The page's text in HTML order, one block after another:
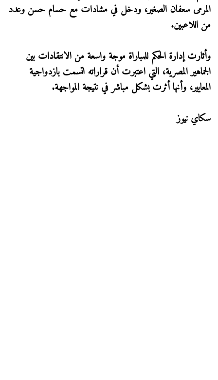
المرمى سعفان الصغير، ودخل في مشادات مع حسام حسن وعدد
من اللاعبين.
وأثارت إدارة الحكم للمباراة موجة واسعة من الانتقادات بين
الجماهير المصرية، التي اعتبرت أن قراراته اتسمت بازدواجية
المعايير، وأنها أثرت بشكل مباشر في نتيجة المواجهة.
سكاي نيوز